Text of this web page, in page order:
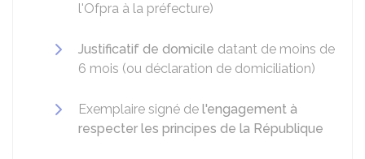
l'Ofpra à la préfecture)
Justificatif de domicile datant de moins de
6 mois (ou déclaration de domiciliation)
Exemplaire signé de l'engagement à
respecter les principes de la République